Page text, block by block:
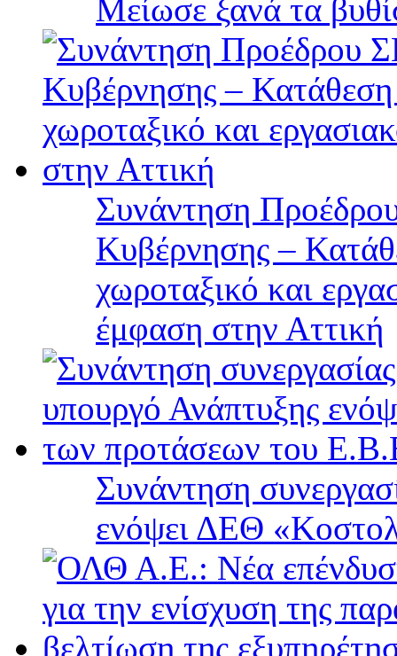
Μείωσε ξανά τα
Συνάντηση
Κυβέρνησης –
χωροταξικό και
έμφαση στην Αττική
Συνάντηση
ενόψει ΔΕΘ